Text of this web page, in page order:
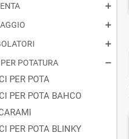
POTATURA
PER POTA
PER POTA BAHCO
PER POTA BLINKY